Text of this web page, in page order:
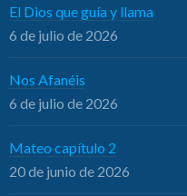
El Dios que guía y llama
6 de julio de 2026
Nos Afanéis
6 de julio de 2026
Mateo capítulo 2
20 de junio de 2026